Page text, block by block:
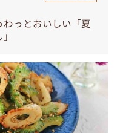
っとおいしい「夏